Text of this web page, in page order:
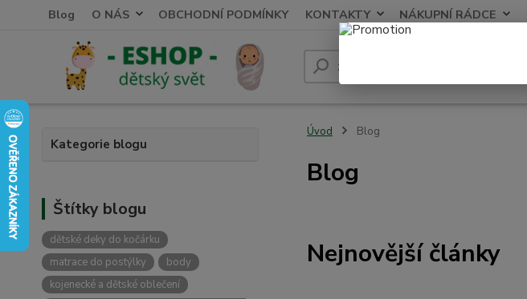
Blog O NÁS OBCHODNÍ PODMÍNKY KONTAKTY NÁKUPNÍ RÁDCE
Kategorie blogu
Štítky blogu
dětské deky do kočárku
matrace do postýlky
body
kojenecké a dětské oblečení
Úvod Blog
Blog
Nejnovější články